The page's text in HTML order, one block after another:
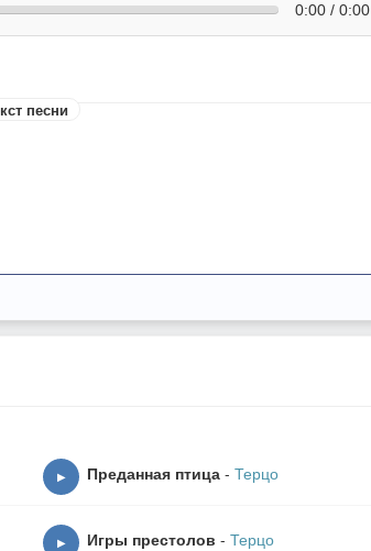
0:00 / 0:00
песни
▶ Преданная птица - Терцо
▶ Игры престолов - Терцо